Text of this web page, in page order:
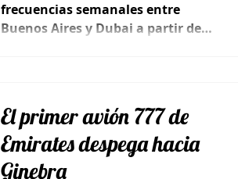
frecuencias semanales entre
Buenos Aires y Dubai a partir de
El primer avión 777 de
Emirates despega hacia
Ginebra